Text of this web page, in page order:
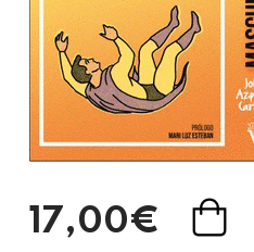
17,00€